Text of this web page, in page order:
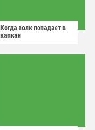
Когда волк попадает в
капкан